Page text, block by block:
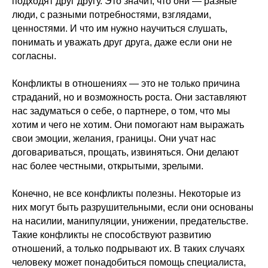
люди, с разными потребностями, взглядами,
ценностями. И что им нужно научиться слушать,
понимать и уважать друг друга, даже если они не
согласны.
Конфликты в отношениях — это не только причина
страданий, но и возможность роста. Они заставляют
нас задуматься о себе, о партнере, о том, что мы
хотим и чего не хотим. Они помогают нам выражать
свои эмоции, желания, границы. Они учат нас
договариваться, прощать, извиняться. Они делают
нас более честными, открытыми, зрелыми.
Конечно, не все конфликты полезны. Некоторые из
них могут быть разрушительными, если они основаны
на насилии, манипуляции, унижении, предательстве.
Такие конфликты не способствуют развитию
отношений, а только подрывают их. В таких случаях
человеку может понадобиться помощь специалиста,